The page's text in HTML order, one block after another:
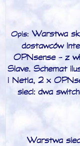
Opis: Warstwa
dostawców
OPNsense - z
Slave. Schemat
i Netia, 2 x
sieci: dwa
Warstwa